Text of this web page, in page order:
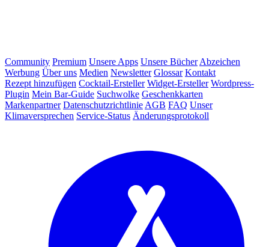
Community Premium Unsere Apps Unsere Bücher Abzeichen
Werbung Über uns Medien Newsletter Glossar Kontakt
Rezept hinzufügen Cocktail-Ersteller Widget-Ersteller Wordpress-
Plugin Mein Bar-Guide Suchwolke Geschenkkarten
Markenpartner Datenschutzrichtlinie AGB FAQ Unser
Klimaversprechen Service-Status Änderungsprotokoll